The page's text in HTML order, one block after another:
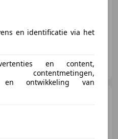
en identificatie via het
en content,
en ontwikkeling van